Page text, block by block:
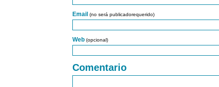
Email (no será publicadorequerido)
Web (opcional)
Comentario